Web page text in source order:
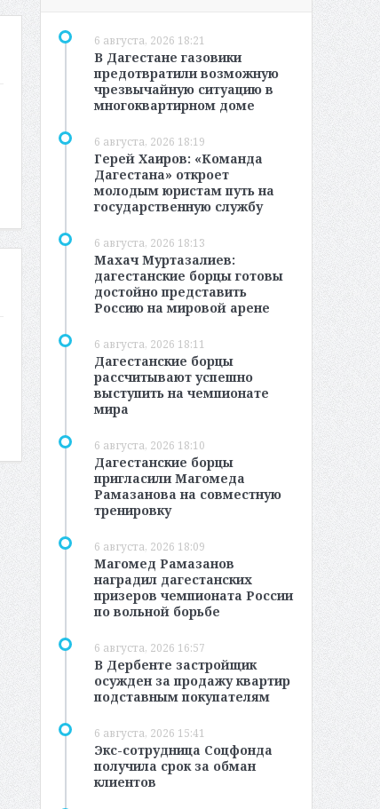
6 августа, 2026 18:21
В Дагестане газовики
предотвратили возможную
чрезвычайную ситуацию в
многоквартирном доме
6 августа, 2026 18:19
Герей Хаиров: «Команда
Дагестана» откроет
молодым юристам путь на
государственную службу
6 августа, 2026 18:13
Махач Муртазалиев:
дагестанские борцы готовы
достойно представить
Россию на мировой арене
6 августа, 2026 18:11
Дагестанские борцы
рассчитывают успешно
выступить на чемпионате
мира
6 августа, 2026 18:10
Дагестанские борцы
пригласили Магомеда
Рамазанова на совместную
тренировку
6 августа, 2026 18:09
Магомед Рамазанов
наградил дагестанских
призеров чемпионата России
по вольной борьбе
6 августа, 2026 16:57
В Дербенте застройщик
осужден за продажу квартир
подставным покупателям
6 августа, 2026 15:41
Экс-сотрудница Соцфонда
получила срок за обман
клиентов